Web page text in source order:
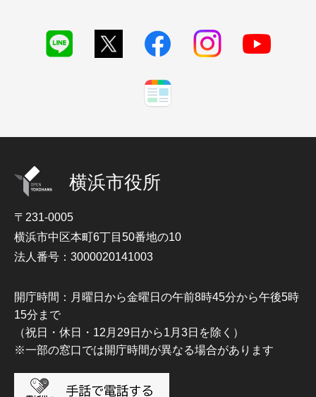
横浜市役所
〒231-0005
横浜市中区本町6丁目50番地の10
法人番号：3000020141003
開庁時間：月曜日から金曜日の午前8時45分から午後5時
15分まで
（祝日・休日・12月29日から1月3日を除く）
※一部の窓口では開庁時間が異なる場合があります